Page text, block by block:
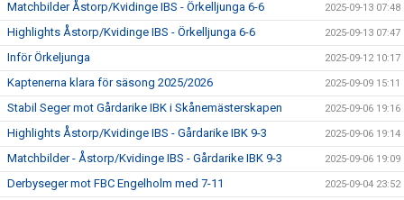
Matchbilder Åstorp/Kvidinge IBS - Örkelljunga 6-6 2025-09-13 07:48
Highlights Åstorp/Kvidinge IBS - Örkelljunga 6-6 2025-09-13 07:47
Inför Örkeljunga 2025-09-12 10:17
Kaptenerna klara för säsong 2025/2026 2025-09-09 15:11
Stabil Seger mot Gårdarike IBK i Skånemästerskapen 2025-09-06 19:16
Highlights Åstorp/Kvidinge IBS - Gårdarike IBK 9-3 2025-09-06 19:14
Matchbilder - Åstorp/Kvidinge IBS - Gårdarike IBK 9-3 2025-09-06 19:09
Derbyseger mot FBC Engelholm med 7-11 2025-09-04 23:52